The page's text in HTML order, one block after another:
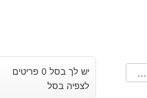
יש לך בסל 0 פריטים
לצפיה בסל